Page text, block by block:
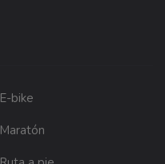
E-bike
Maratón